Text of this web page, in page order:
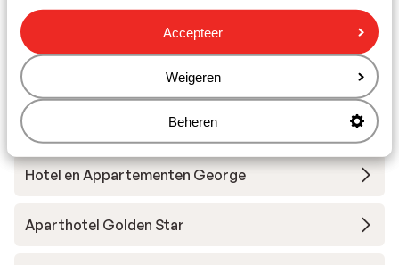
Accepteer
Weigeren
Beheren
Appartementen Wild Sea
Athesis Hotel Apartments (voorheen Iris)
Hotel en Appartementen George
Aparthotel Golden Star